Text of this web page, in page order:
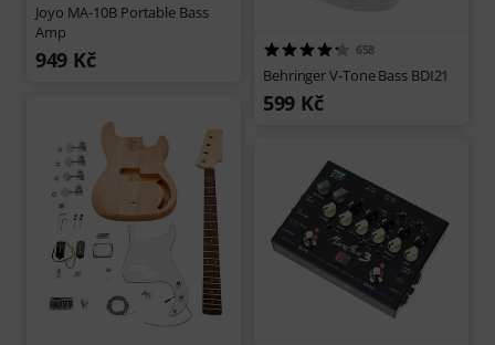
Joyo MA-10B Portable Bass
Amp
949 Kč 658
Behringer V-Tone Bass BDI21
599 Kč